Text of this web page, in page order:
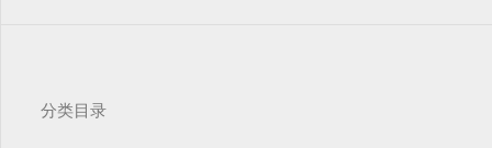
分类目录